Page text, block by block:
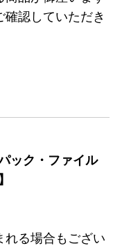
認していただき
ック・ファイル
れる場合もござい